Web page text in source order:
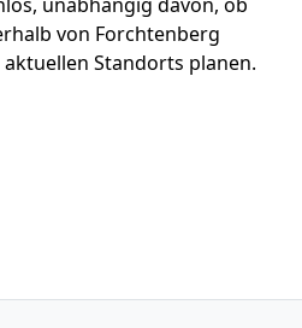
von Forchtenberg
Standorts planen.